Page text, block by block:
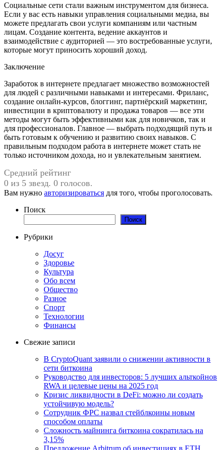
Социальные сети стали важным инструментом для бизнеса.
Если у вас есть навыки управления социальными медиа, вы
можете предлагать свои услуги компаниям или частным
лицам. Создание контента, ведение аккаунтов и
взаимодействие с аудиторией — это востребованные услуги,
которые могут приносить хороший доход.
Заключение
Заработок в интернете предлагает множество возможностей
для людей с различными навыками и интересами. Фриланс,
создание онлайн-курсов, блоггинг, партнёрский маркетинг,
инвестиции в криптовалюту и продажа товаров — все эти
методы могут быть эффективными как для новичков, так и
для профессионалов. Главное — выбрать подходящий путь и
быть готовым к обучению и развитию своих навыков. С
правильным подходом работа в интернете может стать не
только источником дохода, но и увлекательным занятием.
Средний рейтинг
0 из 5 звезд. 0 голосов.
Вам нужно авторизироваться для того, чтобы проголосовать.
Поиск
Поиск
Рубрики
Досуг
Здоровье
Культура
Обо всем
Общество
Разное
Спорт
Технологии
Финансы
Свежие записи
В CryptoQuant заявили о снижении активности в
сети биткоина
Руководство для инвесторов: 5 лучших альткойнов
RWA и целевые цены на 2025 год
Кризис ликвидности в DeFi: можно ли создать
устойчивую модель?
Сотрудник ФРС назвал стейблкоины новым
способом оплаты
Сложность майнинга биткоина сократилась на
3,15%
Предложение Arbitrum об инвестициях в ETH